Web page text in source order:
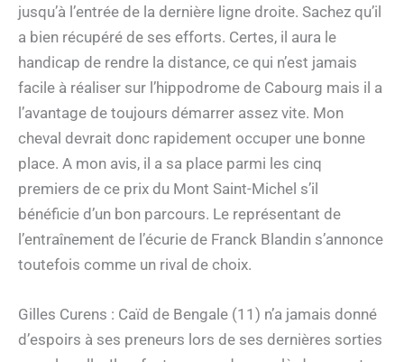
jusqu’à l’entrée de la dernière ligne droite. Sachez qu’il
a bien récupéré de ses efforts. Certes, il aura le
handicap de rendre la distance, ce qui n’est jamais
facile à réaliser sur l’hippodrome de Cabourg mais il a
l’avantage de toujours démarrer assez vite. Mon
cheval devrait donc rapidement occuper une bonne
place. A mon avis, il a sa place parmi les cinq
premiers de ce prix du Mont Saint-Michel s’il
bénéficie d’un bon parcours. Le représentant de
l’entraînement de l’écurie de Franck Blandin s’annonce
toutefois comme un rival de choix.
Gilles Curens : Caïd de Bengale (11) n’a jamais donné
d’espoirs à ses preneurs lors de ses dernières sorties